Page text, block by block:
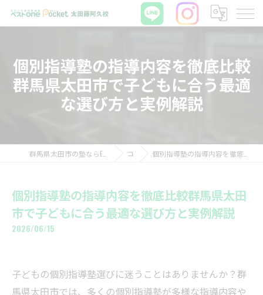
個別指導塾の指導内容を徹底比較
群馬県太田市で子どもに合う最適
な選び方と実例解説
コラム 個別指導塾の指導内容を徹底比較群馬県太田市で子どもに合う最適な選び方と実例解説
個別指導塾の指導内容を徹底比較群馬県太田
市で子どもに合う最適な選び方と実例解説
2026/06/15
子どもの個別指導塾選びに迷うことはありませんか？群
馬県太田市では、多くの個別指導塾が多様な指導内容や